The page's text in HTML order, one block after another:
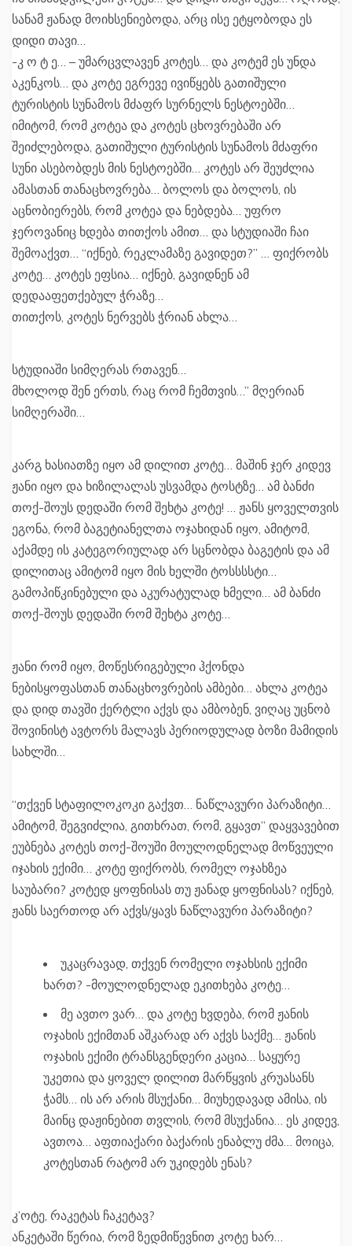
სანამ ჟანად მოიხსენიებოდა, არც ისე ეტყობოდა ეს
დიდი თავი…
-კ ო ტ ე… – უმარცვლავენ კოტეს… და კოტემ ეს უნდა
აკენკოს… და კოტე ეგრევე ივიწყებს გათიშული
ტურისტის სუნამოს მძაფრ სურნელს ნესტოებში…
იმიტომ, რომ კოტეა და კოტეს ცხოვრებაში არ
შეიძლებოდა, გათიშული ტურისტის სუნამოს მძაფრი
სუნი ასებობდეს მის ნესტოებში… კოტეს არ შეუძლია
ამასთან თანაცხოვრება… ბოლოს და ბოლოს, ის
აცნობიერებს, რომ კოტეა და ნებდება… უფრო
ჯეროვანიც ხდება თითქოს ამით… და სტუდიაში ჩაი
შემოაქვთ… “იქნებ, რეკლამაზე გავიდეთ?” … ფიქრობს
კოტე… კოტეს ეფსია… იქნებ, გავიდნენ ამ
დედააფეთქებულ ჭრაზე…
თითქოს, კოტეს ნერვებს ჭრიან ახლა…
სტუდიაში სიმღერას რთავენ…
მხოლოდ შენ ერთს, რაც რომ ჩემთვის…” მღერიან
სიმღერაში…
კარგ ხასიათზე იყო ამ დილით კოტე… მაშინ ჯერ კიდევ
ჟანი იყო და ხიზილალას უსვამდა ტოსტზე… ამ ბანძი
თოქ-შოუს დედაში რომ შეხტა კოტე! … ჟანს ყოველთვის
ეგონა, რომ ბაგეტიანელთა ოჯახიდან იყო, ამიტომ,
აქამდე ის კატეგორიულად არ სცნობდა ბაგეტის და ამ
დილითაც ამიტომ იყო მის ხელში ტოსსსსტი…
გამოპიწკინებული და აკურატულად ხმელი… ამ ბანძი
თოქ-შოუს დედაში რომ შეხტა კოტე…
ჟანი რომ იყო, მოწესრიგებული ჰქონდა
ნებისყოფასთან თანაცხოვრების ამბები… ახლა კოტეა
და დიდ თავში ქერტლი აქვს და ამბობენ, ვიღაც უცნობ
შოვინისტ ავტორს მალავს პერიოდულად ბოზი მამიდის
სახლში…
“თქვენ სტაფილოკოკი გაქვთ… ნაწლავური პარაზიტი…
ამიტომ, შეგვიძლია, გითხრათ, რომ, გყავთ” დაყვავებით
ეუბნება კოტეს თოქ-შოუში მოულოდნელად მოწვეული
იჯახის ექიმი… კოტე ფიქრობს, რომელ ოჯახზეა
საუბარი? კოტედ ყოფნისას თუ ჟანად ყოფნისას? იქნებ,
ჟანს საერთოდ არ აქვს/ყავს ნაწლავური პარაზიტი?
უკაცრავად, თქვენ რომელი ოჯახსის ექიმი
ხართ? -მოულოდნელად ეკითხება კოტე…
მე ავთო ვარ… და კოტე ხვდება, რომ ჟანის
ოჯახის ექიმთან აშკარად არ აქვს საქმე… ჟანის
ოჯახის ექიმი ტრანსგენდერი კაცია… საყურე
უკეთია და ყოველ დილით მარწყვის კრუასანს
ჭამს… ის არ არის მსუქანი… მიუხედავად ამისა, ის
მაინც დაჟინებით თვლის, რომ მსუქანია… ეს კიდევ,
ავთოა… აფთიაქარი ბაქარის ენაბლუ ძმა… მოიცა,
კოტესთან რატომ არ უკიდებს ენას?
კ’ოტე, რაკეტას ჩაკეტავ?
ანკეტაში წერია, რომ ზედმიწევნით კოტე ხარ…